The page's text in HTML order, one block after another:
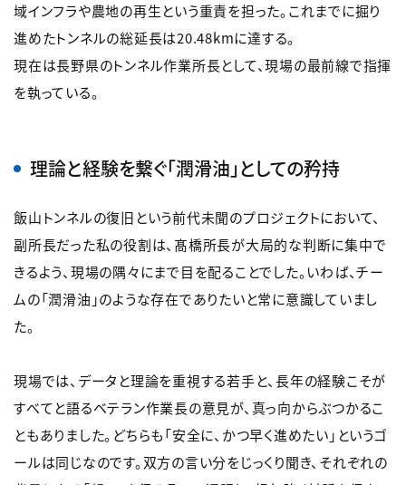
域インフラや農地の再生という重責を担った。これまでに掘り
進めたトンネルの総延長は20.48kmに達する。
現在は長野県のトンネル作業所長として、現場の最前線で指揮
を執っている。
理論と経験を繋ぐ「潤滑油」としての矜持
飯山トンネルの復旧という前代未聞のプロジェクトにおいて、
副所長だった私の役割は、髙橋所長が大局的な判断に集中で
きるよう、現場の隅々にまで目を配ることでした。いわば、チー
ムの「潤滑油」のような存在でありたいと常に意識していまし
た。
現場では、データと理論を重視する若手と、長年の経験こそが
すべてと語るベテラン作業長の意見が、真っ向からぶつかるこ
ともありました。どちらも「安全に、かつ早く進めたい」というゴ
ールは同じなのです。双方の言い分をじっくり聞き、それぞれの